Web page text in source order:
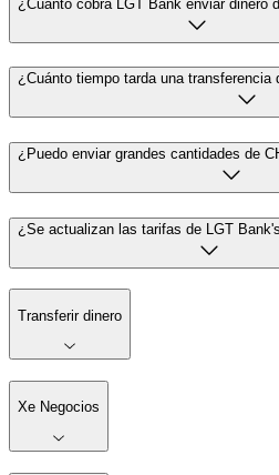
¿Cuánto cobra LGT Bank enviar dinero
¿Cuánto tiempo tarda una
¿Puedo enviar grandes cantidades de
¿Se actualizan las tarifas de LGT
Transferir dinero
Xe Negocios